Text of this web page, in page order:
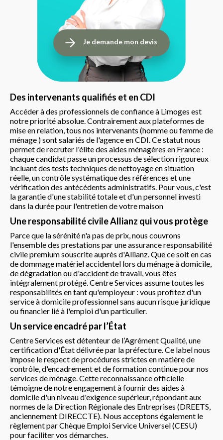
Je demande mon devis
Des intervenants qualifiés et en CDI
Accéder à des professionnels de confiance à Limoges est
notre priorité absolue. Contrairement aux plateformes de
mise en relation, tous nos intervenants (homme ou femme de
ménage ) sont salariés de l'agence en CDI. Ce statut nous
permet de recruter l'élite des aides ménagères en France :
chaque candidat passe un processus de sélection rigoureux
incluant des tests techniques de nettoyage en situation
réelle, un contrôle systématique des références et une
vérification des antécédents administratifs. Pour vous, c'est
la garantie d'une stabilité totale et d'un personnel investi
dans la durée pour l'entretien de votre maison
Une responsabilité civile Allianz qui vous protège
Parce que la sérénité n'a pas de prix, nous couvrons
l'ensemble des prestations par une assurance responsabilité
civile premium souscrite auprès d'Allianz. Que ce soit en cas
de dommage matériel accidentel lors du ménage à domicile,
de dégradation ou d'accident de travail, vous êtes
intégralement protégé. Centre Services assume toutes les
responsabilités en tant qu'employeur : vous profitez d'un
service à domicile professionnel sans aucun risque juridique
ou financier lié à l'emploi d'un particulier.
Un service encadré par l’État
Centre Services est détenteur de l’Agrément Qualité, une
certification d'État délivrée par la préfecture. Ce label nous
impose le respect de procédures strictes en matière de
contrôle, d'encadrement et de formation continue pour nos
services de ménage. Cette reconnaissance officielle
témoigne de notre engagement à fournir des aides à
domicile d'un niveau d'exigence supérieur, répondant aux
normes de la Direction Régionale des Entreprises (DREETS,
anciennement DIRECCTE). Nous acceptons également le
règlement par Chèque Emploi Service Universel (CESU)
pour faciliter vos démarches.